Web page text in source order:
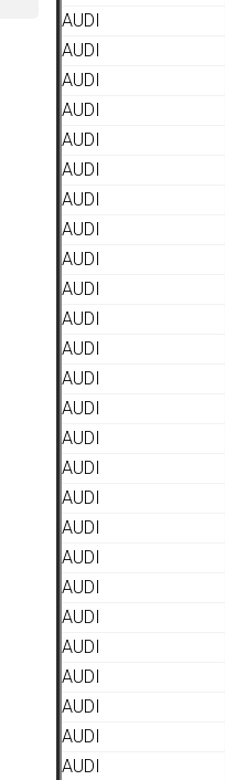
AUDI
AUDI
AUDI
AUDI
AUDI
AUDI
AUDI
AUDI
AUDI
AUDI
AUDI
AUDI
AUDI
AUDI
AUDI
AUDI
AUDI
AUDI
AUDI
AUDI
AUDI
AUDI
AUDI
AUDI
AUDI
AUDI